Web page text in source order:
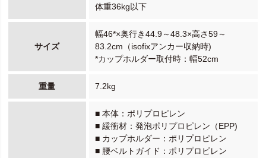
体重36kg以下
サイズ
幅46*×奥行き44.9～48.3×高さ59～
83.2cm（isofixアンカー収納時)
*カップホルダー取付時：幅52cm
重量 7.2kg
■ 本体：ポリプロピレン
■ 緩衝材：発泡ポリプロピレン（EPP)
■ カップホルダー：ポリプロピレン
■ 腰ベルトガイド：ポリプロピレン